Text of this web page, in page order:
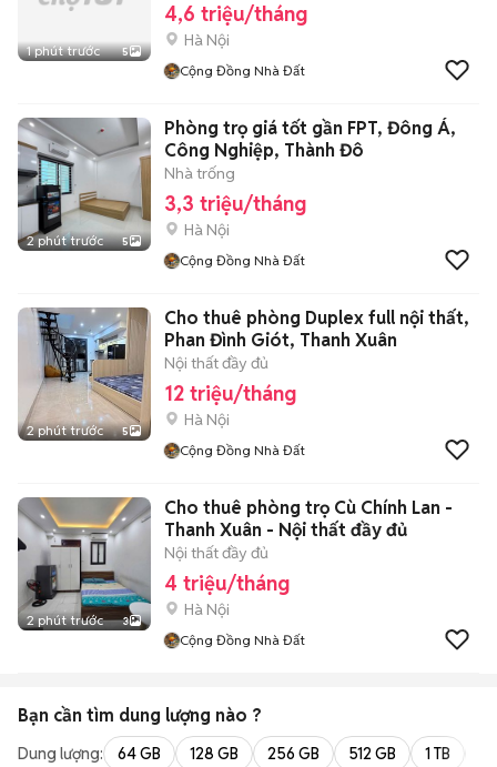
1 phút trước 5
4,6 triệu/tháng
Hà Nội
Cộng Đồng Nhà Đất
2 phút trước 5
Phòng trọ giá tốt gần FPT, Đông Á,
Công Nghiệp, Thành Đô
Nhà trống
3,3 triệu/tháng
Hà Nội
Cộng Đồng Nhà Đất
2 phút trước 5
Cho thuê phòng Duplex full nội thất,
Phan Đình Giót, Thanh Xuân
Nội thất đầy đủ
12 triệu/tháng
Hà Nội
Cộng Đồng Nhà Đất
2 phút trước 3
Cho thuê phòng trọ Cù Chính Lan -
Thanh Xuân - Nội thất đầy đủ
Nội thất đầy đủ
4 triệu/tháng
Hà Nội
Cộng Đồng Nhà Đất
Bạn cần tìm dung lượng nào ?
Dung lượng: 64 GB 128 GB 256 GB 512 GB 1 TB